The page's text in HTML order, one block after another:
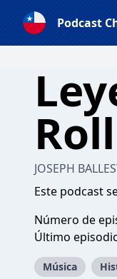
Podcast
Roll
JOSEPH
Este podcast
Número de
Último
Música